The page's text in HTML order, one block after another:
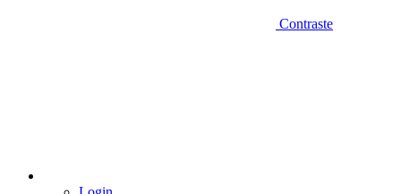
Contraste